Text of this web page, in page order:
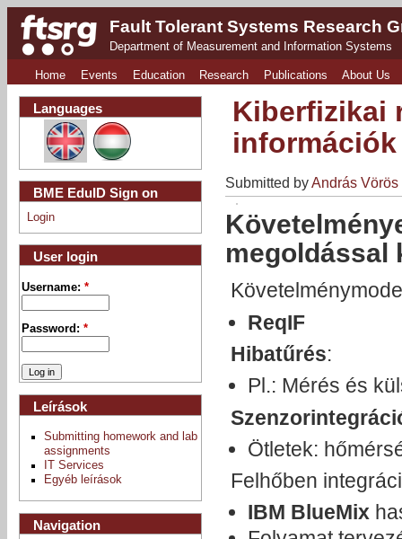
Fault Tolerant Systems Research
Department of Measurement and Information Systems
Home Events Education Research Publications About Us
Kiberfizikai
információk
Submitted byAndrás Vörös
megoldással
ReqIF
Hibatűrés:
Pl.: Mérés és
Ötletek:
Felhőben
IBM BlueMix
Languages
BME EduID Sign on
Login
User login
Username:*
Password:*
Leírások
Submitting homework and lab
assignments
IT Services
Egyéb leírások
Navigation